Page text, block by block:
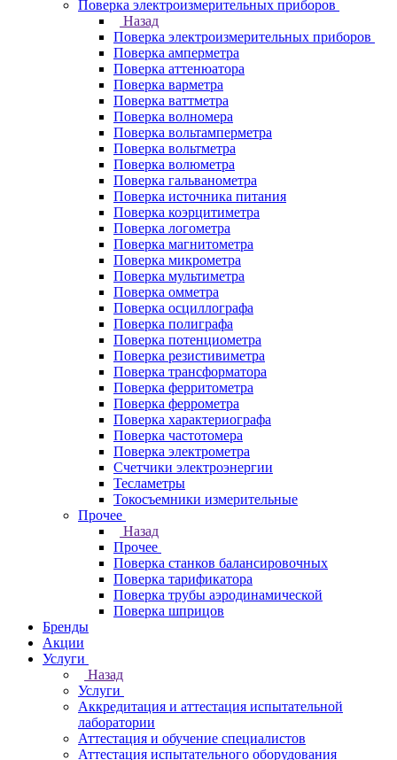
Поверка электроизмерительных приборов
Назад
Поверка электроизмерительных приборов
Поверка амперметра
Поверка аттенюатора
Поверка варметра
Поверка ваттметра
Поверка волномера
Поверка вольтамперметра
Поверка вольтметра
Поверка волюметра
Поверка гальванометра
Поверка источника питания
Поверка коэрцитиметра
Поверка логометра
Поверка магнитометра
Поверка микрометра
Поверка мультиметра
Поверка омметра
Поверка осциллографа
Поверка полиграфа
Поверка потенциометра
Поверка резистивиметра
Поверка трансформатора
Поверка ферритометра
Поверка феррометра
Поверка характериографа
Поверка частотомера
Поверка электрометра
Счетчики электроэнергии
Тесламетры
Токосъемники измерительные
Прочее
Назад
Прочее
Поверка станков балансировочных
Поверка тарификатора
Поверка трубы аэродинамической
Поверка шприцов
Бренды
Акции
Услуги
Назад
Услуги
Аккредитация и аттестация испытательной
лаборатории
Аттестация и обучение специалистов
Аттестация испытательного оборудования